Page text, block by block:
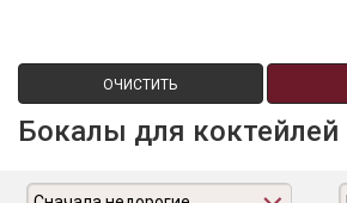
ОЧИСТИТЬ
Бокалы для коктейлей